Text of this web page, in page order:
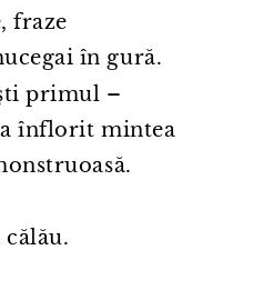
fraze
în gură.
primul –
înflorit mintea